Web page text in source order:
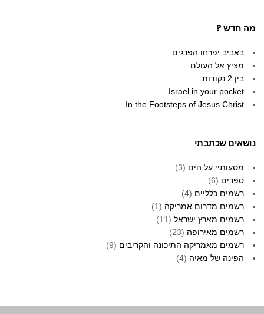
מה חדש ?
באביב יפרחו הפרגים
מציץ אל העולם
בין 2 נקודות
Israel in your pocket
In the Footsteps of Jesus Christ
נושאים שכתבתי
מסעותיי על הים (3)
ספרים (6)
רשמים כלליים (4)
רשמים מדרום אמריקה (1)
רשמים מארץ ישראל (11)
רשמים מאירופה (23)
רשמים מאמריקה התיכונה והקריבים (9)
הפינה של מאיה (4)